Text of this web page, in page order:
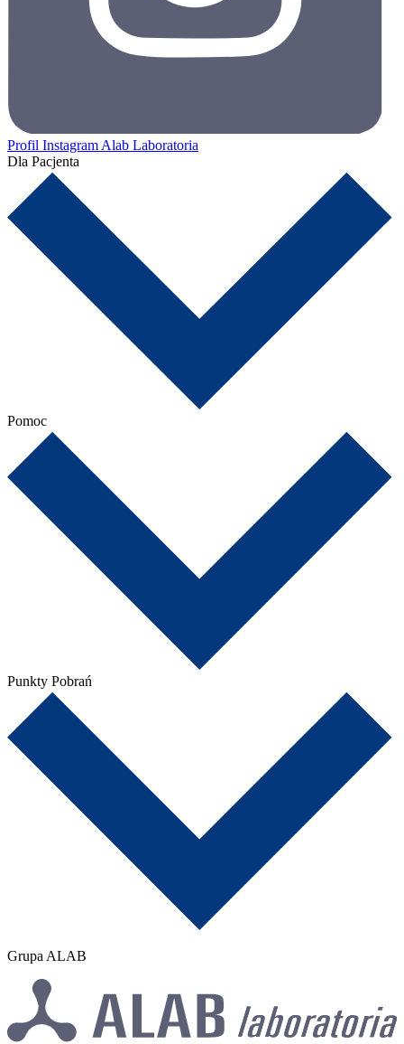
Profil Instagram Alab Laboratoria
Dla Pacjenta
Pomoc
Punkty Pobrań
Grupa ALAB